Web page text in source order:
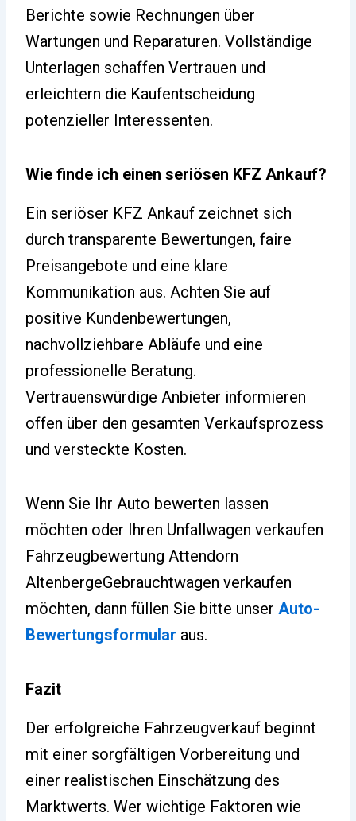
Berichte sowie Rechnungen über
Wartungen und Reparaturen. Vollständige
Unterlagen schaffen Vertrauen und
erleichtern die Kaufentscheidung
potenzieller Interessenten.
Wie finde ich einen seriösen KFZ Ankauf?
Ein seriöser KFZ Ankauf zeichnet sich
durch transparente Bewertungen, faire
Preisangebote und eine klare
Kommunikation aus. Achten Sie auf
positive Kundenbewertungen,
nachvollziehbare Abläufe und eine
professionelle Beratung.
Vertrauenswürdige Anbieter informieren
offen über den gesamten Verkaufsprozess
und versteckte Kosten.
Wenn Sie Ihr Auto bewerten lassen
möchten oder Ihren Unfallwagen verkaufen
Fahrzeugbewertung Attendorn
AltenbergeGebrauchtwagen verkaufen
möchten, dann füllen Sie bitte unserAuto-
Bewertungsformular aus.
Fazit
Der erfolgreiche Fahrzeugverkauf beginnt
mit einer sorgfältigen Vorbereitung und
einer realistischen Einschätzung des
Marktwerts. Wer wichtige Faktoren wie